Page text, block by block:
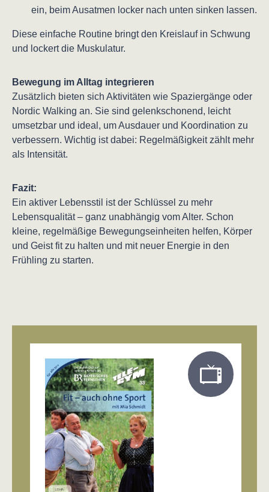
ein, beim Ausatmen locker nach unten sinken lassen.
Diese einfache Routine bringt den Kreislauf in Schwung
und lockert die Muskulatur.
Bewegung im Alltag integrieren
Zusätzlich bieten sich Aktivitäten wie Spaziergänge oder
Nordic Walking an. Sie sind gelenkschonend, leicht
umsetzbar und ideal, um Ausdauer und Koordination zu
verbessern. Wichtig ist dabei: Regelmäßigkeit zählt mehr
als Intensität.
Fazit:
Ein aktiver Lebensstil ist der Schlüssel zu mehr
Lebensqualität – ganz unabhängig vom Alter. Schon
kleine, regelmäßige Bewegungseinheiten helfen, Körper
und Geist fit zu halten und mit neuer Energie in den
Frühling zu starten.